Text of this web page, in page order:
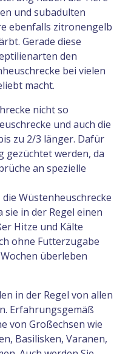
und subadulten
ebenfalls zitronengelb
Gerade diese
den
bei vielen
macht.
nicht so
und auch die
zu 2/3 länger. Dafür
gezüchtet werden, da
an spezielle
Wüstenheuschrecke
sie in der Regel einen
Hitze und Kälte
ohne Futterzugabe
überleben
in der Regel von allen
Erfahrungsgemäß
von Großechsen wie
Basilisken, Varanen,